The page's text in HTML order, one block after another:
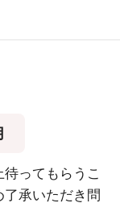
ってもらうこ
承いただき問